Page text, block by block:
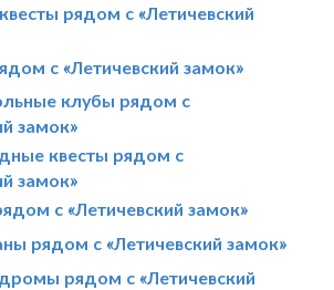
рядом с «Летичевский
с «Летичевский замок»
клубы рядом с
замок»
квесты рядом с
замок»
с «Летичевский замок»
рядом с «Летичевский замок»
рядом с «Летичевский